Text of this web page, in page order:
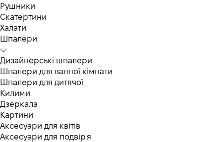
Рушники
Скатертини
Халати
Шпалери
Дизайнерські шпалери
Шпалери для ванної кімнати
Шпалери для дитячої
Килими
Дзеркала
Картини
Аксесуари для квітів
Аксесуари для подвір'я